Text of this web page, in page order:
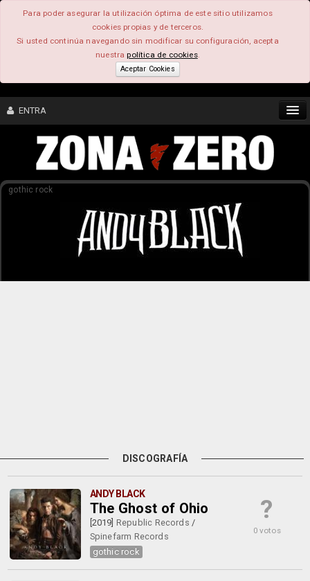
Para poder asegurar la utilización óptima de este sitio utilizamos
cookies propias y de terceros.
Si usted continúa navegando sin modificar su configuración, acepta
nuestrapolítica de cookies.
Aceptar Cookies
ENTRA
CONTENIDO
gothic rock
DISCOGRAFÍA
ANDY BLACK
The Ghost of Ohio
[2019] Republic Records /
Spinefarm Records
gothic rock
?
0 votos